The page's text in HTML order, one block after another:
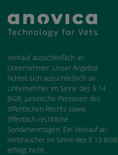
Verkauf ausschließlich an
Unternehmer. Unser Angebot
richtet sich ausschließlich an
Unternehmer im Sinne des § 14
BGB, juristische Personen des
öffentlichen Rechts sowie
öffentlich-rechtliche
Sondervermögen. Ein Verkauf an
Verbraucher im Sinne des § 13 BGB
erfolgt nicht.